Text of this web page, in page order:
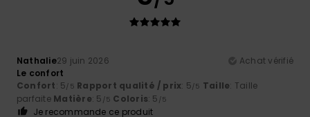
Nathalie29 juin 2026
Achat vérifié
Le confort
Confort: 5/5 Rapport qualité / prix: 5/5 Taille: Taille
parfaite Matière: 5 /5 Coloris: 5 /5
Je recommande ce produit